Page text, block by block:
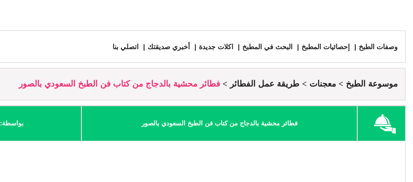
وصفات الطبخ إحصائيات المطبخ البحث في المطبخ اكلات جديدة أخبري صديقتك اتصلي بنا
موسوعة الطبخ معجنات طريقة عمل الفطائر فطائر محشية بالدجاج من كتاب فن الطبخ السعودي بالصور
فطائر محشية بالدجاج من كتاب فن الطبخ السعودي بالصور بواسطة: om roro